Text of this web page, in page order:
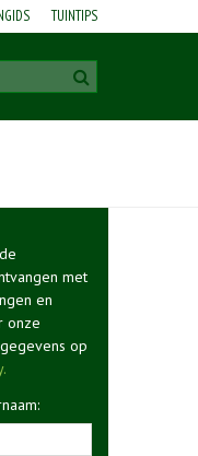
TUINTIPS
met
en
onze
op